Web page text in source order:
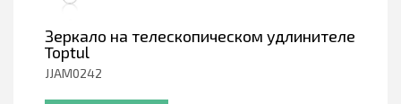
Зеркало на телескопическом удлинителе
Toptul
JJAM0242